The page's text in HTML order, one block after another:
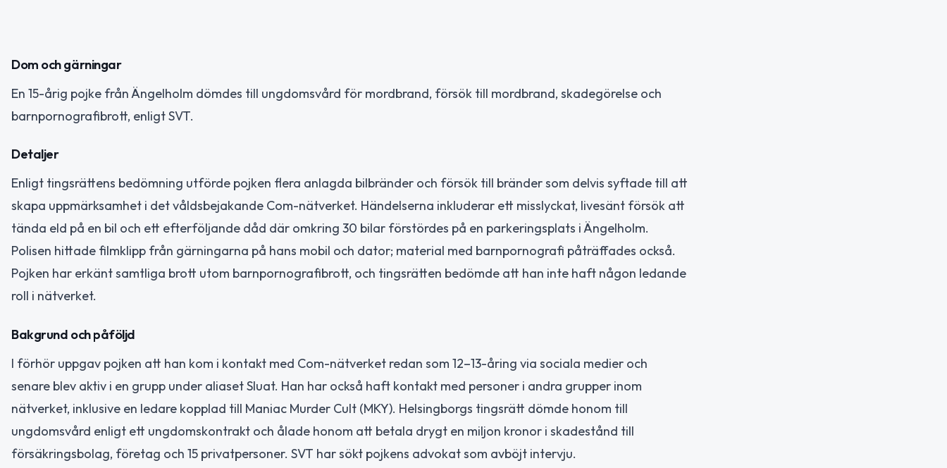
Dom och gärningar
En 15-årig pojke från Ängelholm dömdes till ungdomsvård för mordbrand, försök till mordbrand, skadegörelse och
barnpornografibrott, enligt SVT.
Detaljer
Enligt tingsrättens bedömning utförde pojken flera anlagda bilbränder och försök till bränder som delvis syftade till att
skapa uppmärksamhet i det våldsbejakande Com-nätverket. Händelserna inkluderar ett misslyckat, livesänt försök att
tända eld på en bil och ett efterföljande dåd där omkring 30 bilar förstördes på en parkeringsplats i Ängelholm.
Polisen hittade filmklipp från gärningarna på hans mobil och dator; material med barnpornografi påträffades också.
Pojken har erkänt samtliga brott utom barnpornografibrott, och tingsrätten bedömde att han inte haft någon ledande
roll i nätverket.
Bakgrund och påföljd
I förhör uppgav pojken att han kom i kontakt med Com-nätverket redan som 12–13-åring via sociala medier och
senare blev aktiv i en grupp under aliaset Sluat. Han har också haft kontakt med personer i andra grupper inom
nätverket, inklusive en ledare kopplad till Maniac Murder Cult (MKY). Helsingborgs tingsrätt dömde honom till
ungdomsvård enligt ett ungdomskontrakt och ålade honom att betala drygt en miljon kronor i skadestånd till
försäkringsbolag, företag och 15 privatpersoner. SVT har sökt pojkens advokat som avböjt intervju.